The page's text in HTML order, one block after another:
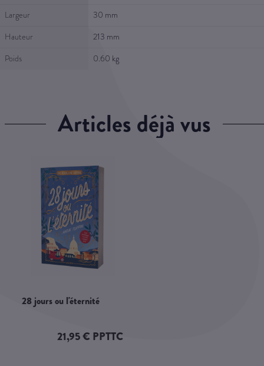
Largeur
30 mm
Hauteur
213 mm
Poids
0.60 kg
articles déjà vus
28 jours ou l'éternité
21,95 € PPTTC